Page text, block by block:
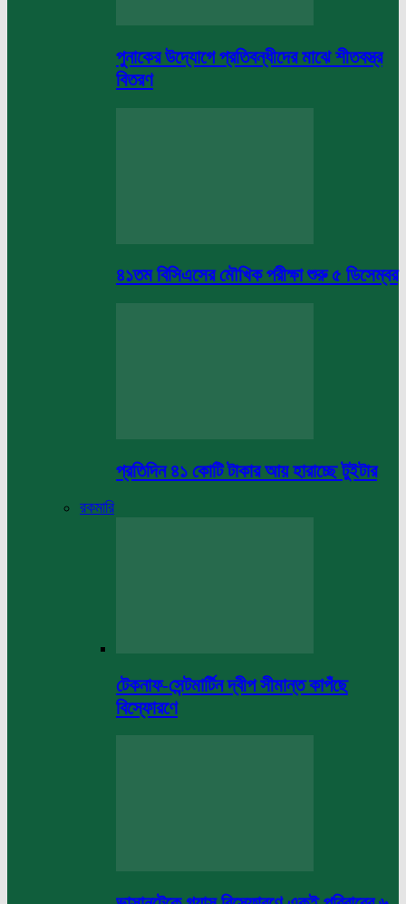
পুনাকের উদ্যোগে প্রতিবন্ধীদের মাঝে শীতবস্ত্র
বিতরণ
৪১তম বিসিএসের মৌখিক পরীক্ষা শুরু ৫ ডিসেম্বর
প্রতিদিন ৪১ কোটি টাকার আয় হারাচ্ছে টুইটার
রকমারি
টেকনাফ-সেন্টমার্টিন দ্বীপ সীমান্ত কাপঁছে
বিস্ফোরণে